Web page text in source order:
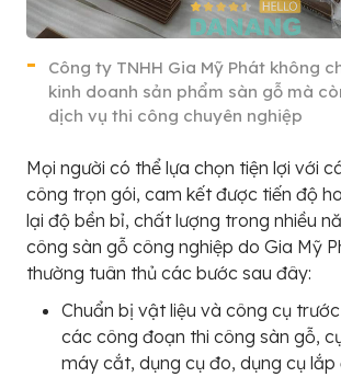
Công ty TNHH Gia Mỹ Phát không
kinh doanh sản phẩm sàn gỗ mà
dịch vụ thi công chuyên nghiệp
Mọi người có thể lựa chọn tiện lợi với
công trọn gói, cam kết được tiến độ
lại độ bền bỉ, chất lượng trong nhiều
công sàn gỗ công nghiệp do Gia Mỹ
thường tuân thủ các bước sau đây:
Chuẩn bị vật liệu và công cụ
các công đoạn thi công sàn gỗ,
máy cắt, dụng cụ đo, dụng cụ